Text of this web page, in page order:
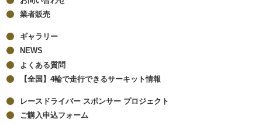
業者販売
ギャラリー
NEWS
よくある質問
【全国】4輪で走行できるサーキット情報
レースドライバー スポンサー プロジェクト
ご購入申込フォーム